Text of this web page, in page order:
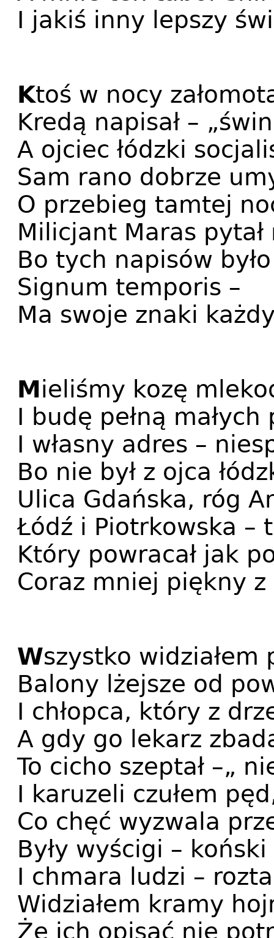
I jakiś inny lepszy
Ktoś w nocy
Kredą napisał –
A ojciec łódzki
Sam rano dobrze
O przebieg tamtej
Milicjant Maras pytał
Bo tych napisów
Signum temporis –
Ma swoje znaki
Mieliśmy kozę
I budę pełną małych
I własny adres –
Bo nie był z ojca
Ulica Gdańska, róg
Łódź i Piotrkowska –
Który powracał jak
Coraz mniej piękny
Wszystko widziałem
Balony lżejsze od
I chłopca, który z
A gdy go lekarz
To cicho szeptał –„
I karuzeli czułem
Co chęć wyzwala
Były wyścigi –
I chmara ludzi –
Widziałem kramy
Że ich opisać nie